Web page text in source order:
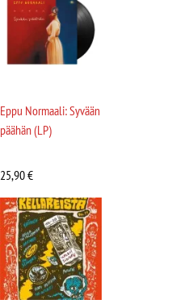
Eppu Normaali: Syvään
päähän (LP)
25,90€